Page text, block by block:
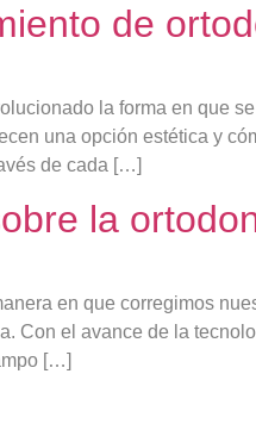
de
la forma en que
una opción estética y
de cada […]
la
en que corregimos
Con el avance de la
[…]